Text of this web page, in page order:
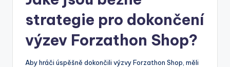
strategie pro dokončení
výzev Forzathon Shop?
Aby hráči úspěšně dokončili výzvy Forzathon Shop, měli